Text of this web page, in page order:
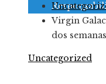
Virgin
dos semanas
Uncategorized